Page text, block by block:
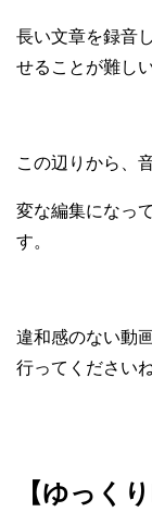
長い文章を録音
せることが難し
この辺りから、
変な編集になっ
す。
違和感のない動
行ってくださいね
【ゆっく